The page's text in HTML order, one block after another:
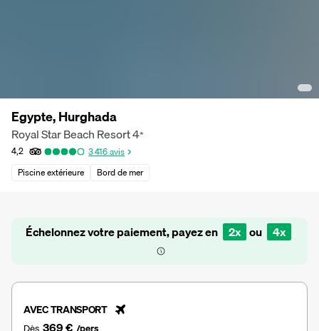
Egypte, Hurghada
Royal Star Beach Resort4*
4,2 3 416avis
Piscine extérieure
Bord de mer
Échelonnez votre paiement, payez en 2x ou 4x
AVEC TRANSPORT
Dès
/pers